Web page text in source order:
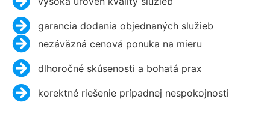
garancia dodania objednaných služieb
nezáväzná cenová ponuka na mieru
dlhoročné skúsenosti a bohatá prax
korektné riešenie prípadnej nespokojnosti